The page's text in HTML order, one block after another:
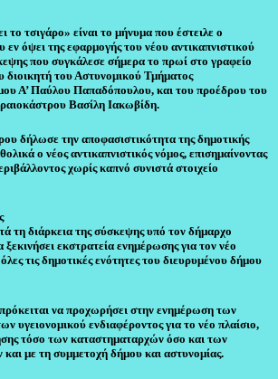
τσιγάρο» είναι το μήνυμα που έστειλε ο
όψει της εφαρμογής του νέου αντικαπνιστικού
που συγκάλεσε σήμερα το πρωί στο γραφείο
διοικητή του Αστυνομικού Τμήματος
Α’ Παύλου Παπαδόπουλου, και του προέδρου του
Βασίλη Ιακωβίδη.
δήλωσε την αποφασιστικότητα της δημοτικής
ο νέος αντικαπνιστικός νόμος, επισημαίνοντας
χωρίς καπνό συνιστά στοιχείο
τη διάρκεια της σύσκεψης υπό τον δήμαρχο
εκστρατεία ενημέρωσης για τον νέο
τις δημοτικές ενότητες του διευρυμένου δήμου
να προχωρήσει στην ενημέρωση των
υγειονομικού ενδιαφέροντος για το νέο πλαίσιο,
τόσο των καταστηματαρχών όσο και των
με τη συμμετοχή δήμου και αστυνομίας.